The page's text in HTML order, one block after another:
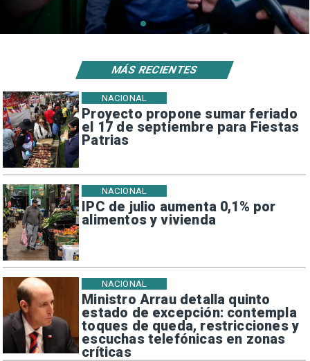
Proyecto propone sumar feriado
el 17 de septiembre para Fiestas
Patrias
NACIONAL
IPC de julio aumenta 0,1% por
alimentos y vivienda
NACIONAL
Ministro Arrau detalla quinto
estado de excepción: contempla
toques de queda, restricciones y
escuchas telefónicas en zonas
críticas
NACIONAL
MÁS RECIENTES